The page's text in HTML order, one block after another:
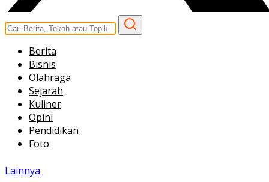
Berita
Bisnis
Olahraga
Sejarah
Kuliner
Opini
Pendidikan
Foto
Lainnya